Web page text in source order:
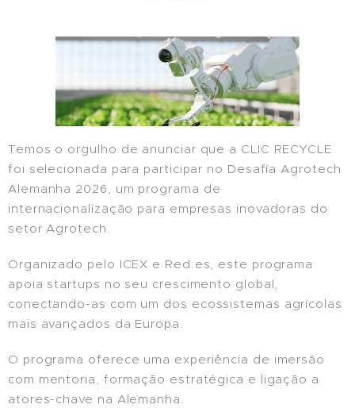
Temos o orgulho de anunciar que a CLIC RECYCLE
foi selecionada para participar no Desafía Agrotech
Alemanha 2026, um programa de
internacionalização para empresas inovadoras do
setor Agrotech.
Organizado pelo ICEX e Red.es, este programa
apoia startups no seu crescimento global,
conectando-as com um dos ecossistemas agrícolas
mais avançados da Europa.
O programa oferece uma experiência de imersão
com mentoria, formação estratégica e ligação a
atores-chave na Alemanha.